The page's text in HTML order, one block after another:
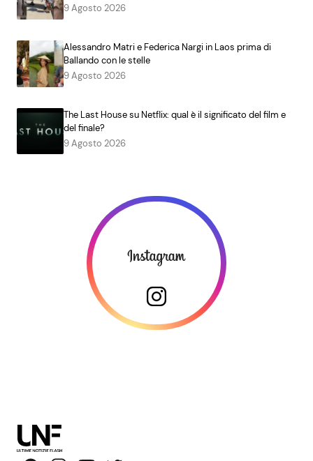
9 Agosto 2026
Alessandro Matri e Federica Nargi in Laos prima di
Ballando con le stelle
9 Agosto 2026
The Last House su Netflix: qual è il significato del film e
del finale?
9 Agosto 2026